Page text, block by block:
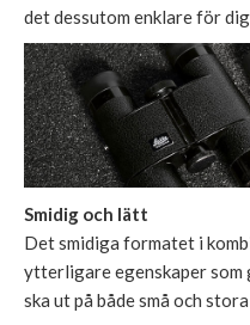
det dessutom enklare för
Smidig och lätt
Det smidiga formatet i
ytterligare egenskaper som
ska ut på både små och